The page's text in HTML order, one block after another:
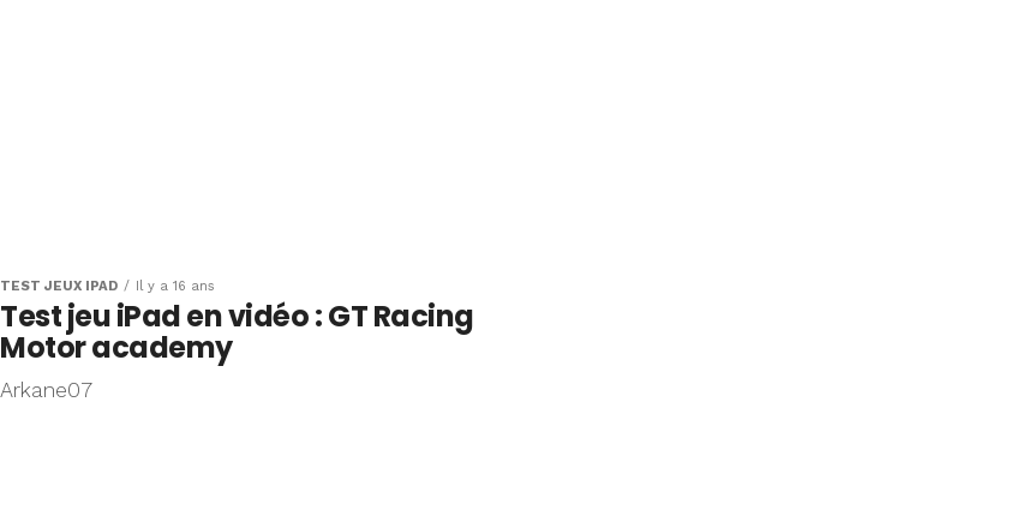
TEST JEUX IPAD Il y a 16 ans
Test jeu iPad en vidéo : GT Racing
Motor academy
Arkane07